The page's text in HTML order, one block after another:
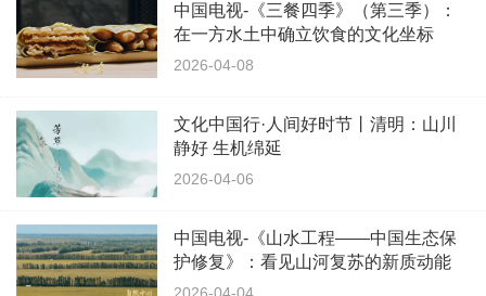
中国电视-《三餐四季》（第三季）：
在一方水土中确立饮食的文化坐标
2026-04-08
文化中国行·人间好时节丨清明：山川
静好 生机绵延
2026-04-06
中国电视-《山水工程——中国生态保
护修复》：看见山河复苏的新质动能